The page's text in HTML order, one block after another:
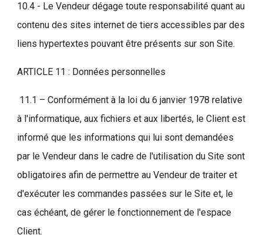
10.4 - Le Vendeur dégage toute responsabilité quant au
contenu des sites internet de tiers accessibles par des
liens hypertextes pouvant être présents sur son Site.
ARTICLE 11 : Données personnelles
11.1 – Conformément à la loi du 6 janvier 1978 relative
à l'informatique, aux fichiers et aux libertés, le Client est
informé que les informations qui lui sont demandées
par le Vendeur dans le cadre de l'utilisation du Site sont
obligatoires afin de permettre au Vendeur de traiter et
d'exécuter les commandes passées sur le Site et, le
cas échéant, de gérer le fonctionnement de l'espace
Client.